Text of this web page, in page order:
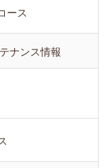
ース
ナンス情報